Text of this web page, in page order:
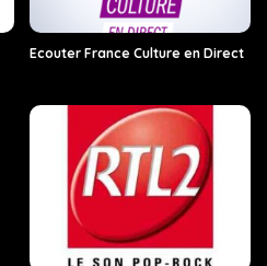
Ecouter France Culture en Direct